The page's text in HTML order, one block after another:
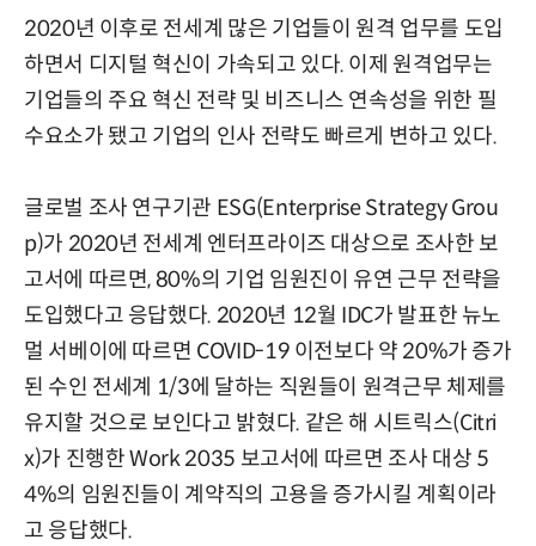
2020년 이후로 전세계 많은 기업들이 원격 업무를 도입
하면서 디지털 혁신이 가속되고 있다. 이제 원격업무는
기업들의 주요 혁신 전략 및 비즈니스 연속성을 위한 필
수요소가 됐고 기업의 인사 전략도 빠르게 변하고 있다.
글로벌 조사 연구기관 ESG(Enterprise Strategy Grou
p)가 2020년 전세계 엔터프라이즈 대상으로 조사한 보
고서에 따르면, 80%의 기업 임원진이 유연 근무 전략을
도입했다고 응답했다. 2020년 12월 IDC가 발표한 뉴노
멀 서베이에 따르면 COVID-19 이전보다 약 20%가 증가
된 수인 전세계 1/3에 달하는 직원들이 원격근무 체제를
유지할 것으로 보인다고 밝혔다. 같은 해 시트릭스(Citri
x)가 진행한 Work 2035 보고서에 따르면 조사 대상 5
4%의 임원진들이 계약직의 고용을 증가시킬 계획이라
고 응답했다.